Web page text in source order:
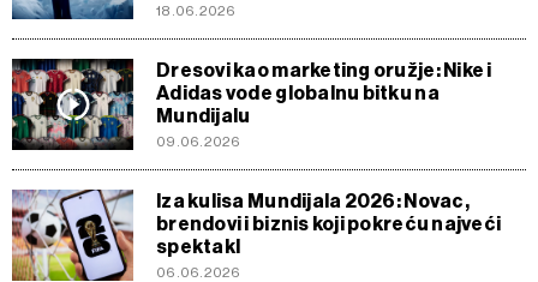
18.06.2026
Dresovi kao marketing oružje: Nike i
Adidas vode globalnu bitku na
Mundijalu
09.06.2026
Iza kulisa Mundijala 2026: Novac,
brendovi i biznis koji pokreću najveći
spektakl
06.06.2026